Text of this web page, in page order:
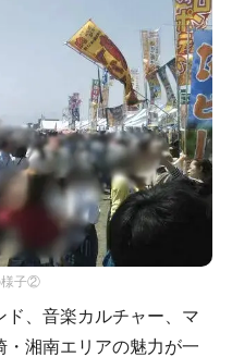
様子②
、音楽カルチャー、マ
・湘南エリアの魅力が一